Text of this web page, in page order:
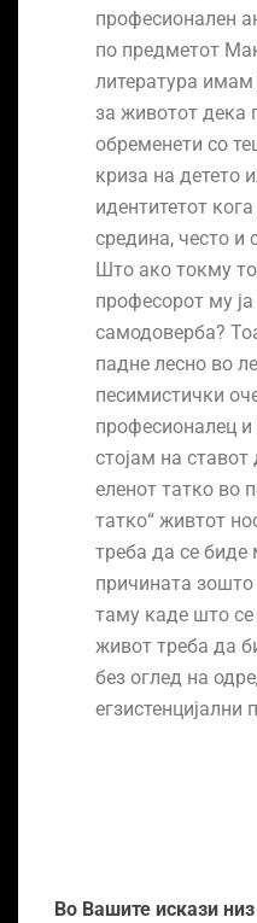
професионален
по предметот
литература имам
за животот дека
обременети со
криза на детето
идентитетот
средина, често и
Што ако токму
професорот му
самодоверба?
падне лесно во
песимистички
професионалец и
стојам на
еленот татко во
татко“ живтот
треба да се биде
причината
таму каде што
живот треба да
без оглед на
егзистенцијални
Во Вашите искази